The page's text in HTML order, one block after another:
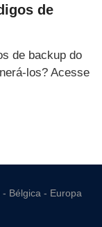
de
de backup do
los? Acesse
Bélgica - Europa